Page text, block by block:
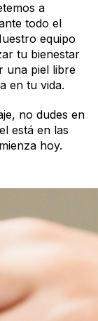
a
todo el
equipo
tu bienestar
una piel libre
en tu vida.
no dudes en
está en las
hoy.